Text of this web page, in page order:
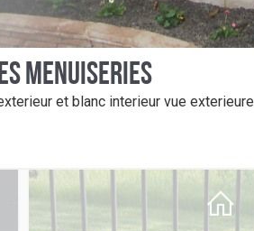
MENUISERIES
et blanc interieur vue exterieure